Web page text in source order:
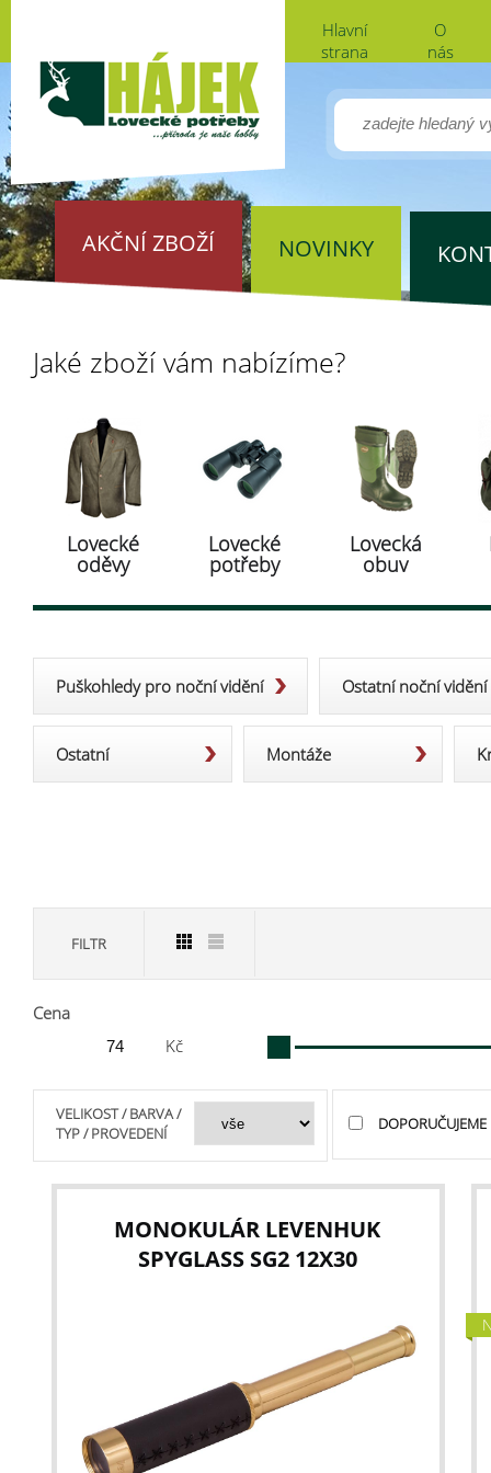
Hlavní
strana
O
nás
AKČNÍ ZBOŽÍ NOVINKY
Jaké zboží vám nabízíme?
Lovecké
oděvy
Lovecké
potřeby
Lovecká
obuv
Puškohledy pro noční vidění Ostatní noční vidění
Ostatní Montáže
FILTR
Cena
Kč
VELIKOST / BARVA /
TYP / PROVEDENÍ
DOPORUČUJEME
MONOKULÁR LEVENHUK
SPYGLASS SG2 12X30